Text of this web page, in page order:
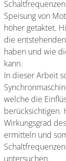
Speisung von
höher getaktet.
die
haben und wie
kann.
In dieser Arbeit
welche die
berücksichtigen.
Wirkungsgrad
ermitteln und
untersuchen.